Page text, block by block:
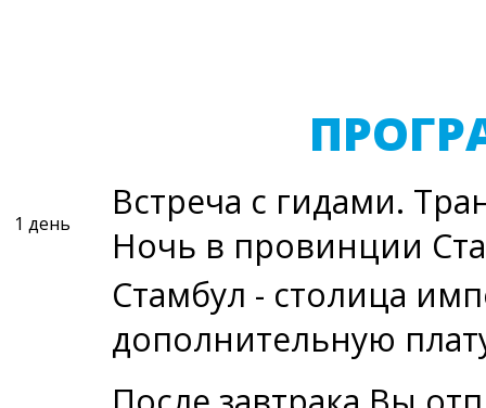
1 день
Встреча с гидами.
Ночь в провинции
Стамбул - столица
дополнительную